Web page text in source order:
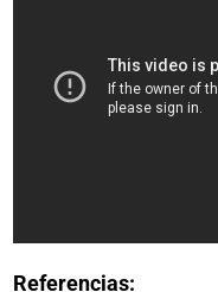
Referencias: